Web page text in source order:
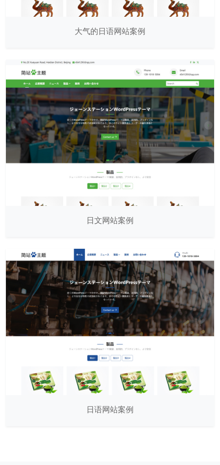
大气的日语网站案例
日文网站案例
日语网站案例